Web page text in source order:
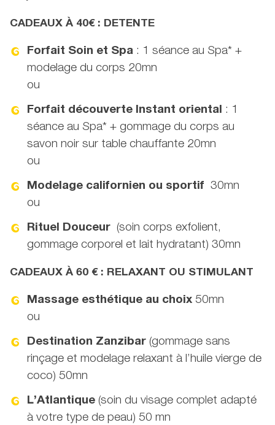
CADEAUX À 40€ : DETENTE
Forfait Soin et Spa: 1 séance au Spa* +
modelage du corps 20mn
ou
Forfait découverte Instant oriental : 1
séance au Spa* + gommage du corps au
savon noir sur table chauffante 20mn
ou
Modelage californien ou sportif 30mn
ou
Rituel Douceur (soin corps exfolient,
gommage corporel et lait hydratant) 30mn
CADEAUX À 60 € : RELAXANT OU STIMULANT
Massage esthétique au choix50mn
ou
Destination Zanzibar(gommage sans
rinçage et modelage relaxant à l’huile vierge de
coco) 50mn
L’Atlantique (soin du visage complet adapté
à votre type de peau) 50 mn